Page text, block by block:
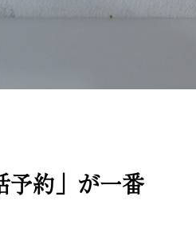
予約」が一番